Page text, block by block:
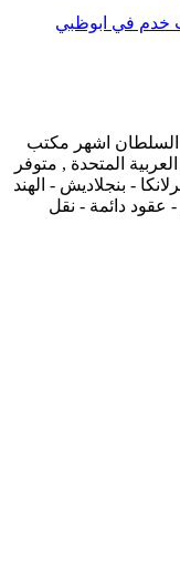
خدم في ابوظبي
مكتب السلطان اشهر مكتب
المتحدة , متوفر
- بنجلاديش - الهند
عقود دائمة - نقل